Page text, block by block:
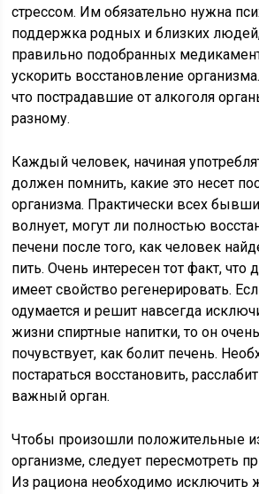
стрессом. Им обязательно нужна
поддержка родных и близких
правильно подобранных
ускорить восстановление
что пострадавшие от алкоголя
разному.
Каждый человек, начиная
должен помнить, какие это несет
организма. Практически всех
волнует, могут ли полностью
печени после того, как человек
пить. Очень интересен тот факт, что
имеет свойство регенерировать.
одумается и решит навсегда
жизни спиртные напитки, то он
почувствует, как болит печень.
постараться восстановить,
важный орган.
Чтобы произошли положительные
организме, следует пересмотреть
Из рациона необходимо